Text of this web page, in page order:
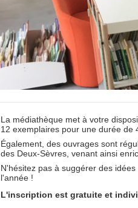
La médiathèque met à votre
12 exemplaires pour une durée de
Également, des ouvrages sont
des Deux-Sèvres, venant ainsi
N'hésitez pas à suggérer des
l'année !
L'inscription est gratuite et